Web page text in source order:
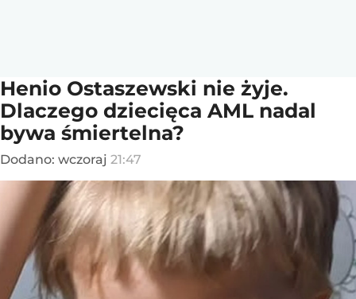
Henio Ostaszewski nie żyje.
Dlaczego dziecięca AML nadal
bywa śmiertelna?
Dodano: wczoraj 21:47